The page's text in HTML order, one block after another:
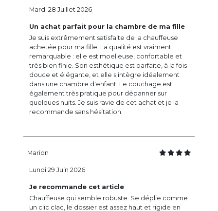
Un achat parfait pour la chambre de ma fille
Je suis extrêmement satisfaite de la chauffeuse
achetée pour ma fille. La qualité est vraiment
remarquable : elle est moelleuse, confortable et
très bien finie. Son esthétique est parfaite, à la fois
douce et élégante, et elle s'intègre idéalement
dans une chambre d'enfant. Le couchage est
également très pratique pour dépanner sur
quelques nuits. Je suis ravie de cet achat et je la
recommande sans hésitation.
Mardi 28 Juillet 2026
Marion
Je recommande cet article
Chauffeuse qui semble robuste. Se déplie comme
un clic clac, le dossier est assez haut et rigide en
Lundi 29 Juin 2026